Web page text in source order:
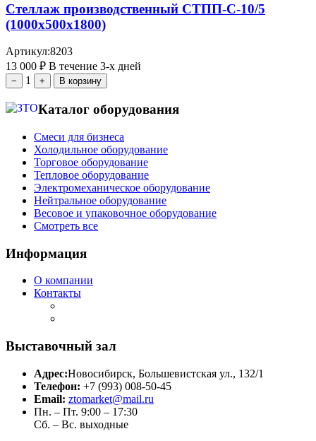
Стеллаж производственный СТПП-С-10/5
(1000х500х1800)
Артикул:8203
13 000 ₽ В течение 3-х дней
− 1 + В корзину
Каталог оборудования
Смеси для бизнеса
Холодильное оборудование
Торговое оборудование
Тепловое оборудование
Электромеханическое оборудование
Нейтральное оборудование
Весовое и упаковочное оборудование
Смотреть все
Информация
О компании
Контакты
Выставочный зал
Адрес:Новосибирск, Большевистская ул., 132/1
Телефон: +7 (993) 008-50-45
Email: ztomarket@mail.ru
Пн. – Пт. 9:00 – 17:30
Сб. – Вс. выходные